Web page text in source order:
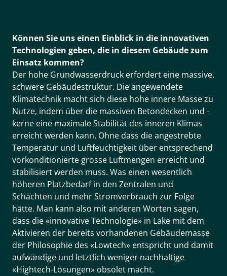
Können Sie uns einen Einblick in die innovativen
Technologien geben, die in diesem Gebäude zum
Einsatz kommen?
Der hohe Grundwasserdruck erfordert eine massive,
schwere Gebäudestruktur. Die angewendete
Klimatechnik macht sich diese hohe innere Masse zu
Nutze, indem über die massiven Betondecken und -
kerne eine maximale Stabilität des inneren Klimas
erreicht werden kann. Ohne dass die angestrebte
Temperatur und Luftfeuchtigkeit über entsprechend
vorkonditionierte grosse Luftmengen erreicht und
stabilisiert werden muss. Was einen wesentlich
höheren Platzbedarf in den Zentralen und
Schächten und mehr Stromverbrauch zur Folge
hätte. Man kann also mit anderen Worten sagen,
dass die «innovative Technologie» in Lake mit dem
Aktivieren der bereits vorhandenen Gebäudemasse
der Philosophie des «Lowtech» entspricht und damit
aufwändige und letztlich weniger nachhaltige
«Hightech-Lösungen» obsolet macht.